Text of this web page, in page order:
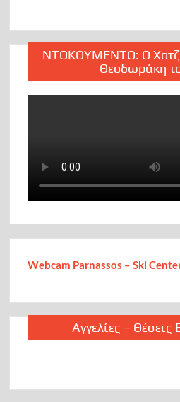
ΝΤΟΚΟΥΜΕΝΤΟ: Ο
Θεοδωράκη
Webcam Parnassos – Ski
Αγγελίες – Θέσεις